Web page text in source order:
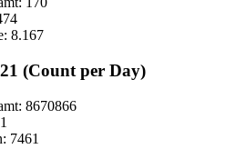
8.167
(Count per Day)
8670866
7461